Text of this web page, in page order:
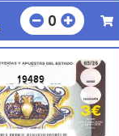
0
19489